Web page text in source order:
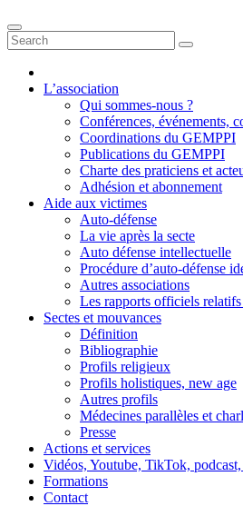
L’association
Qui sommes-nous ?
Conférences, événements,
Coordinations du GEMPPI
Publications du GEMPPI
Charte des praticiens et
Adhésion et abonnement
Aide aux victimes
Auto-défense
La vie après la secte
Auto défense intellectuelle
Procédure d’auto-défense
Autres associations
Les rapports officiels
Sectes et mouvances
Définition
Bibliographie
Profils religieux
Profils holistiques, new age
Autres profils
Médecines parallèles et
Presse
Actions et services
Vidéos, Youtube, TikTok, podcast,
Formations
Contact